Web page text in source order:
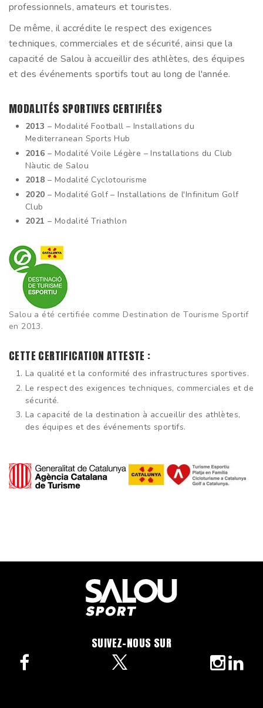
professionnels, amateurs et touristes.
De même, il accrédite le respect des exigences
techniques, commerciales et de sécurité, ainsi que la
capacité de Salou à accueillir des athlètes, des équipes
et des événements sportifs tout au long de l'année.
MODALITÉS SPORTIVES CERTIFIÉES
2013 – Modalité Football – Installations du
Mediterranean Sports Hub
2016 – Modalité Voile Légère – Installations du Club
Nàutic de Salou
2018 – Modalité Cyclotourisme
2020 – Modalité Golf – Installations de l'Infinitum Golf
Club
2021 – Modalité Triathlon
Salou a été certifiée comme Destination de Tourisme Sportif
en 2013.
CETTE CERTIFICATION ATTESTE :
La qualité et la conformité des infrastructures sportives.
Le respect des exigences techniques, commerciales et de
sécurité.
La capacité de la destination à accueillir des athlètes,
des équipes et des événements sportifs.
SUIVEZ-NOUS SUR
twitter